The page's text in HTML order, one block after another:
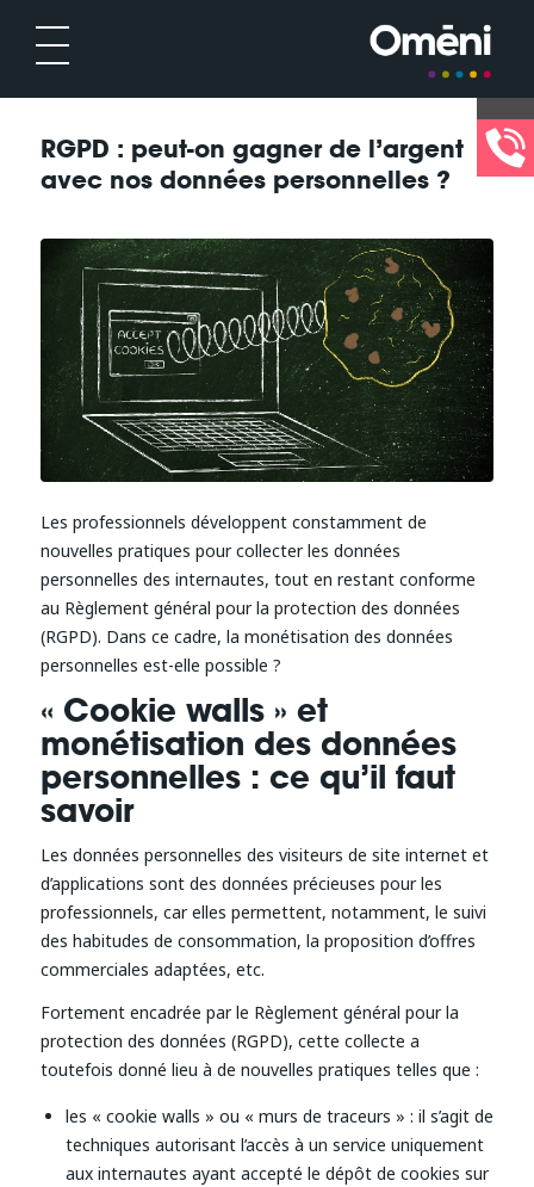
RGPD : peut-on gagner de l’argent
avec nos données personnelles ?
Les professionnels développent constamment de
nouvelles pratiques pour collecter les données
personnelles des internautes, tout en restant conforme
au Règlement général pour la protection des données
(RGPD). Dans ce cadre, la monétisation des données
personnelles est-elle possible ?
« Cookie walls » et
monétisation des données
personnelles : ce qu’il faut
savoir
Les données personnelles des visiteurs de site internet et
d’applications sont des données précieuses pour les
professionnels, car elles permettent, notamment, le suivi
des habitudes de consommation, la proposition d’offres
commerciales adaptées, etc.
Fortement encadrée par le Règlement général pour la
protection des données (RGPD), cette collecte a
toutefois donné lieu à de nouvelles pratiques telles que :
les « cookie walls » ou « murs de traceurs » : il s’agit de
techniques autorisant l’accès à un service uniquement
aux internautes ayant accepté le dépôt de cookies sur